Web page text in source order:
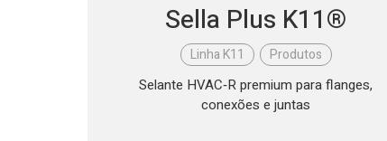
Sella Plus K11®
Linha K11 , Produtos
Selante HVAC‑R premium para flanges,
conexões e juntas